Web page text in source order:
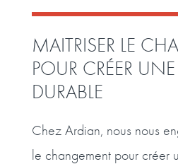
MAITRISER LE
POUR CRÉER UNE
DURABLE
Chez Ardian, nous nous
le changement pour créer